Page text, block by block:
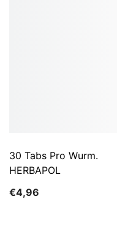
30 Tabs Pro Wurm.
HERBAPOL
€4,96